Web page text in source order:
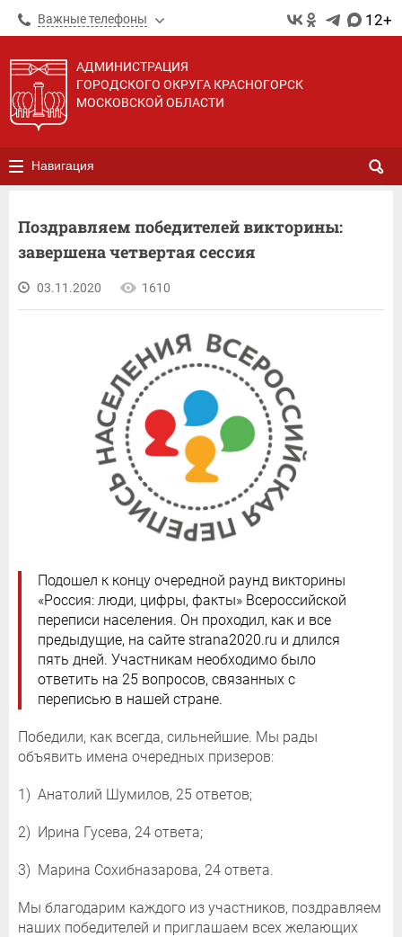
Важные телефоны 12+
АДМИНИСТРАЦИЯ
ГОРОДСКОГО ОКРУГА КРАСНОГОРСК
МОСКОВСКОЙ ОБЛАСТИ
Навигация
Поздравляем победителей викторины:
завершена четвертая сессия
03.11.2020 1610
Подошел к концу очередной раунд викторины
«Россия: люди, цифры, факты» Всероссийской
переписи населения. Он проходил, как и все
предыдущие, на сайте strana2020.ru и длился
пять дней. Участникам необходимо было
ответить на 25 вопросов, связанных с
переписью в нашей стране.
Победили, как всегда, сильнейшие. Мы рады
объявить имена очередных призеров:
1) Анатолий Шумилов, 25 ответов;
2) Ирина Гусева, 24 ответа;
3) Марина Сохибназарова, 24 ответа.
Мы благодарим каждого из участников, поздравляем
наших победителей и приглашаем всех желающих